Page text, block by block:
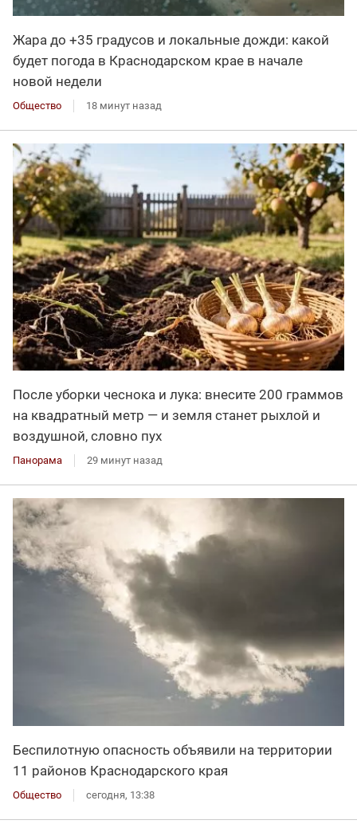
Жара до +35 градусов и локальные дожди: какой
будет погода в Краснодарском крае в начале
новой недели
Общество 18 минут назад
После уборки чеснока и лука: внесите 200 граммов
на квадратный метр — и земля станет рыхлой и
воздушной, словно пух
Панорама 29 минут назад
Беспилотную опасность объявили на территории
11 районов Краснодарского края
Общество сегодня, 13:38